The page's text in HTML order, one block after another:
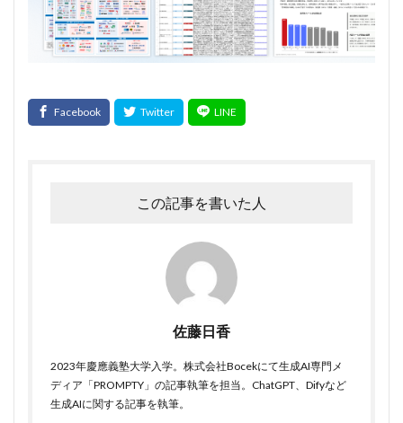
この記事を書いた人
佐藤日香
2023年慶應義塾大学入学。株式会社Bocekにて生成AI専門メ
ディア「PROMPTY」の記事執筆を担当。ChatGPT、Difyなど
生成AIに関する記事を執筆。